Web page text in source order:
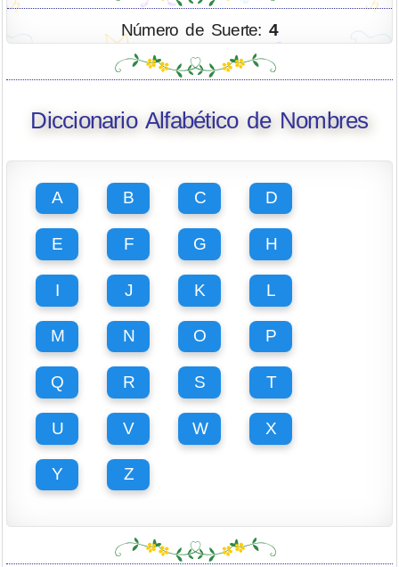
Número de Suerte: 4
Diccionario Alfabético de Nombres
A B C D
E F G H
I J K L
M N O P
Q R S T
U V W X
Y Z